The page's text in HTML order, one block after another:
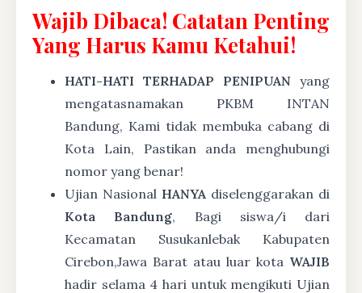
Wajib Dibaca! Catatan Penting
Yang Harus Kamu Ketahui!
HATI-HATI TERHADAP PENIPUAN yang
mengatasnamakan PKBM INTAN
Bandung, Kami tidak membuka cabang di
Kota Lain, Pastikan anda menghubungi
nomor yang benar!
Ujian Nasional HANYA diselenggarakan di
Kota Bandung, Bagi siswa/i dari
Kecamatan Susukanlebak Kabupaten
Cirebon,Jawa Barat atau luar kota WAJIB
hadir selama 4 hari untuk mengikuti Ujian